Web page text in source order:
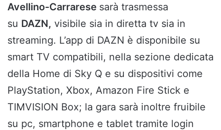
Avellino-Carrarese sarà trasmessa
su DAZN, visibile sia in diretta tv sia in
streaming. L’app di DAZN è disponibile su
smart TV compatibili, nella sezione dedicata
della Home di Sky Q e su dispositivi come
PlayStation, Xbox, Amazon Fire Stick e
TIMVISION Box; la gara sarà inoltre fruibile
su pc, smartphone e tablet tramite login